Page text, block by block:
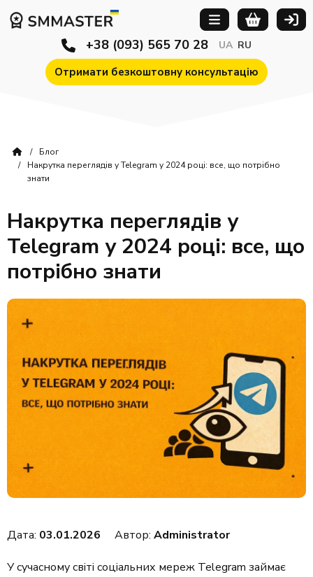
Отримати безкоштовну консультацію
+38 (093) 565 70 28 UA RU
Блог
Накрутка переглядів у Telegram у 2024 році: все, що потрібно
знати
Накрутка переглядів у
Telegram у 2024 році: все, що
потрібно знати
Дата: 03.01.2026 Автор: Administrator
У сучасному світі соціальних мереж Telegram займає